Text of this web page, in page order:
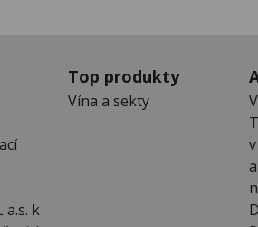
a.s. k
Top produkty
Vína a sekty